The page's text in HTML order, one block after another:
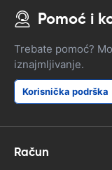
Pomoć i
Trebate pomoć?
iznajmljivanje.
Korisnička podrška
Račun